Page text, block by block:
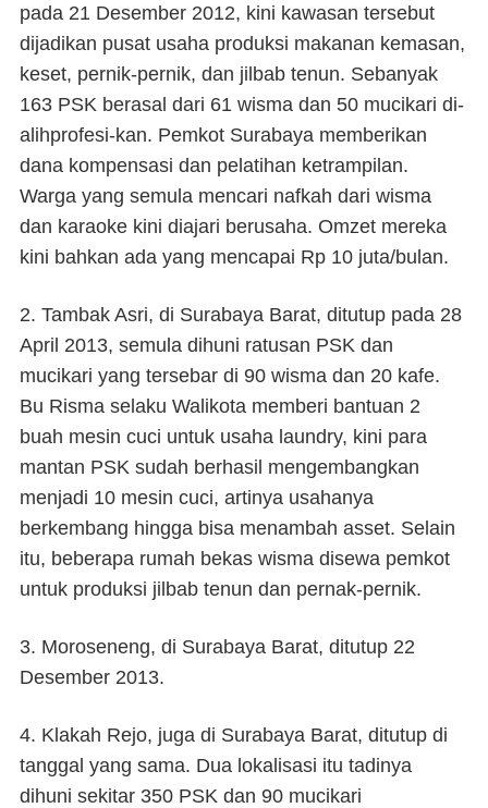
pada 21 Desember 2012, kini kawasan tersebut
dijadikan pusat usaha produksi makanan kemasan,
keset, pernik-pernik, dan jilbab tenun. Sebanyak
163 PSK berasal dari 61 wisma dan 50 mucikari di-
alihprofesi-kan. Pemkot Surabaya memberikan
dana kompensasi dan pelatihan ketrampilan.
Warga yang semula mencari nafkah dari wisma
dan karaoke kini diajari berusaha. Omzet mereka
kini bahkan ada yang mencapai Rp 10 juta/bulan.
2. Tambak Asri, di Surabaya Barat, ditutup pada 28
April 2013, semula dihuni ratusan PSK dan
mucikari yang tersebar di 90 wisma dan 20 kafe.
Bu Risma selaku Walikota memberi bantuan 2
buah mesin cuci untuk usaha laundry, kini para
mantan PSK sudah berhasil mengembangkan
menjadi 10 mesin cuci, artinya usahanya
berkembang hingga bisa menambah asset. Selain
itu, beberapa rumah bekas wisma disewa pemkot
untuk produksi jilbab tenun dan pernak-pernik.
3. Moroseneng, di Surabaya Barat, ditutup 22
Desember 2013.
4. Klakah Rejo, juga di Surabaya Barat, ditutup di
tanggal yang sama. Dua lokalisasi itu tadinya
dihuni sekitar 350 PSK dan 90 mucikari